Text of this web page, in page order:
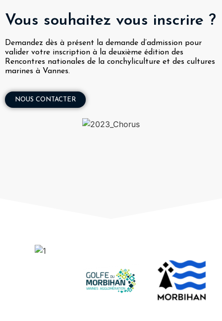
Vous souhaitez vous inscrire ?
Demandez dès à présent la demande d’admission pour
valider votre inscription à la deuxième édition des
Rencontres nationales de la conchyliculture et des cultures
marines à Vannes.
NOUS CONTACTER